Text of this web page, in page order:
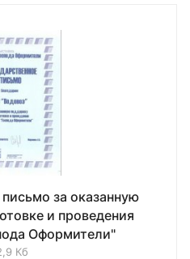
за оказанную
и проведения
Оформители"
Кб